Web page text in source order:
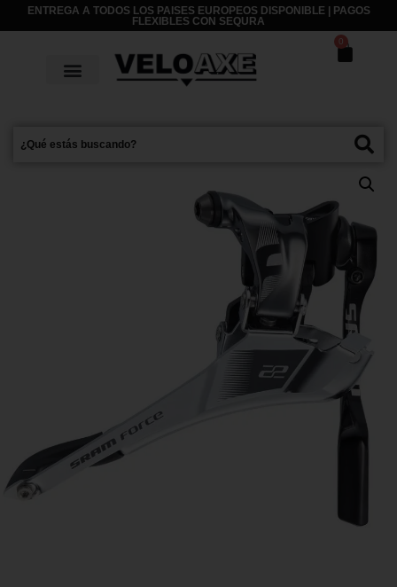
ENTREGA A TODOS LOS PAISES EUROPEOS DISPONIBLE | PAGOS
FLEXIBLES CON SEQURA
0